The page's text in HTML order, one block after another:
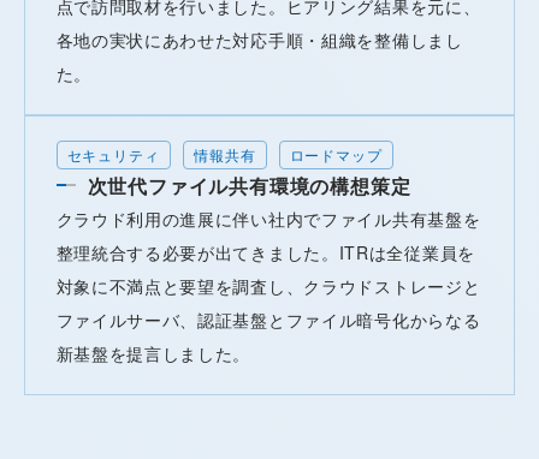
点で訪問取材を行いました。ヒアリング結果を元に、
各地の実状にあわせた対応手順・組織を整備しまし
た。
セキュリティ 情報共有 ロードマップ
次世代ファイル共有環境の構想策定
クラウド利用の進展に伴い社内でファイル共有基盤を
整理統合する必要が出てきました。ITRは全従業員を
対象に不満点と要望を調査し、クラウドストレージと
ファイルサーバ、認証基盤とファイル暗号化からなる
新基盤を提言しました。